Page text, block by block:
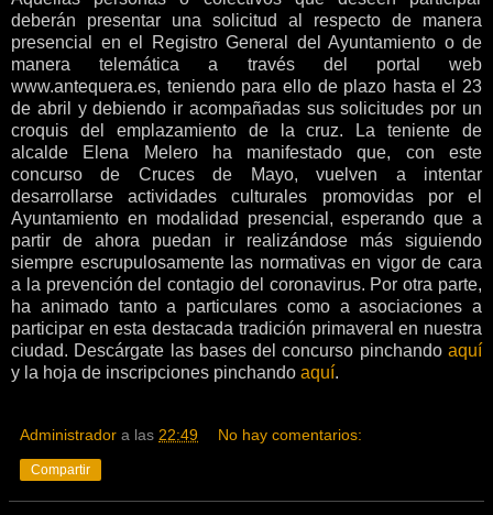
deberán presentar una solicitud al respecto de manera
presencial en el Registro General del Ayuntamiento o de
manera telemática a través del portal web
www.antequera.es, teniendo para ello de plazo hasta el 23
de abril y debiendo ir acompañadas sus solicitudes por un
croquis del emplazamiento de la cruz. La teniente de
alcalde Elena Melero ha manifestado que, con este
concurso de Cruces de Mayo, vuelven a intentar
desarrollarse actividades culturales promovidas por el
Ayuntamiento en modalidad presencial, esperando que a
partir de ahora puedan ir realizándose más siguiendo
siempre escrupulosamente las normativas en vigor de cara
a la prevención del contagio del coronavirus. Por otra parte,
ha animado tanto a particulares como a asociaciones a
participar en esta destacada tradición primaveral en nuestra
ciudad. Descárgate las bases del concurso pinchando aquí
y la hoja de inscripciones pinchando aquí.
Administrador a las 22:49 No hay comentarios:
Compartir